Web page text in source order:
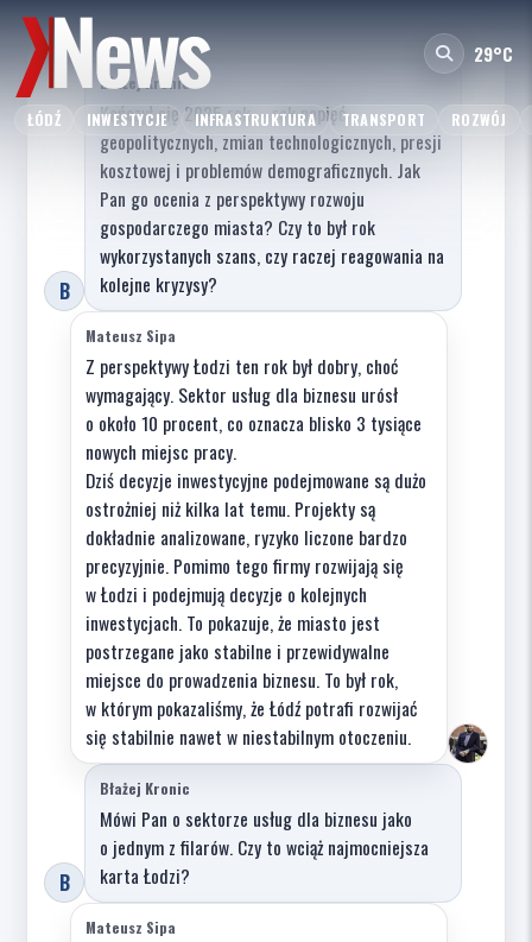
29°C
ŁÓDŹ INWESTYCJE INFRASTRUKTURA TRANSPORT ROZWÓJ
B
Błażej Kronic
Kończył się 2025 rok – rok napięć
geopolitycznych, zmian technologicznych, presji
kosztowej i problemów demograficznych. Jak
Pan go ocenia z perspektywy rozwoju
gospodarczego miasta? Czy to był rok
wykorzystanych szans, czy raczej reagowania na
kolejne kryzysy?
Mateusz Sipa
Z perspektywy Łodzi ten rok był dobry, choć
wymagający. Sektor usług dla biznesu urósł
o około 10 procent, co oznacza blisko 3 tysiące
nowych miejsc pracy.
Dziś decyzje inwestycyjne podejmowane są dużo
ostrożniej niż kilka lat temu. Projekty są
dokładnie analizowane, ryzyko liczone bardzo
precyzyjnie. Pomimo tego firmy rozwijają się
w Łodzi i podejmują decyzje o kolejnych
inwestycjach. To pokazuje, że miasto jest
postrzegane jako stabilne i przewidywalne
miejsce do prowadzenia biznesu. To był rok,
w którym pokazaliśmy, że Łódź potrafi rozwijać
się stabilnie nawet w niestabilnym otoczeniu.
B
Błażej Kronic
Mówi Pan o sektorze usług dla biznesu jako
o jednym z filarów. Czy to wciąż najmocniejsza
karta Łodzi?
Mateusz Sipa